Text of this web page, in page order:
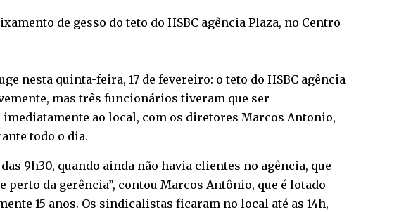
de gesso do teto do HSBC agência Plaza, no Centro
nesta quinta-feira, 17 de fevereiro: o teto do HSBC agência
mas três funcionários tiveram que ser
ao local, com os diretores Marcos Antonio,
todo o dia.
9h30, quando ainda não havia clientes no agência, que
da gerência”, contou Marcos Antônio, que é lotado
15 anos. Os sindicalistas ficaram no local até as 14h,